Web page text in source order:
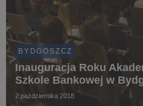
BYDGOSZCZ
Inauguracja Roku
Szkole Bankowej w
2 października 2018